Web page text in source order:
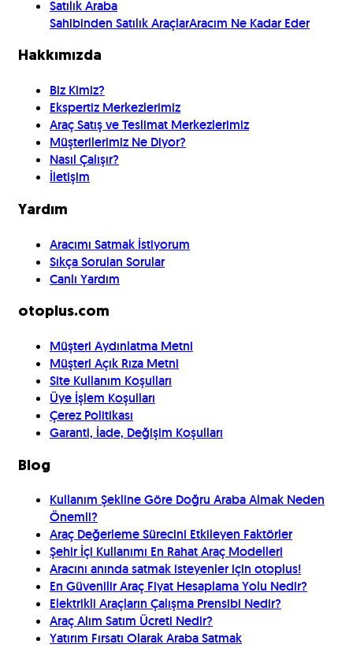
Satılık Araba
Sahibinden Satılık AraçlarAracım Ne Kadar Eder
Hakkımızda
Biz Kimiz?
Ekspertiz Merkezlerimiz
Araç Satış ve Teslimat Merkezlerimiz
Müşterilerimiz Ne Diyor?
Nasıl Çalışır?
İletişim
Yardım
Aracımı Satmak İstiyorum
Sıkça Sorulan Sorular
Canlı Yardım
otoplus.com
Müşteri Aydınlatma Metni
Müşteri Açık Rıza Metni
Site Kullanım Koşulları
Üye İşlem Koşulları
Çerez Politikası
Garanti, İade, Değişim Koşulları
Blog
Kullanım Şekline Göre Doğru Araba Almak Neden
Önemli?
Araç Değerleme Sürecini Etkileyen Faktörler
Şehir İçi Kullanımı En Rahat Araç Modelleri
Aracını anında satmak isteyenler için otoplus!
En Güvenilir Araç Fiyat Hesaplama Yolu Nedir?
Elektrikli Araçların Çalışma Prensibi Nedir?
Araç Alım Satım Ücreti Nedir?
Yatırım Fırsatı Olarak Araba Satmak